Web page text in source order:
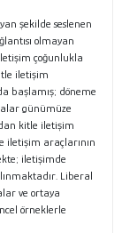
şekilde seslenen
olmayan
çoğunlukla
iletişim
başlamış; döneme
günümüze
kitle iletişim
iletişim araçlarının
iletişimde
Liberal
ve ortaya
örneklerle